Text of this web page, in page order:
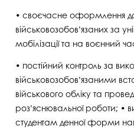
• своєчасне оформлення
військовозобов’язаних за
мобілізації та на воєнний
• постійний контроль за
військовозобов’язаними
військового обліку та
роз’яснювальної роботи; •
студентам денної форми